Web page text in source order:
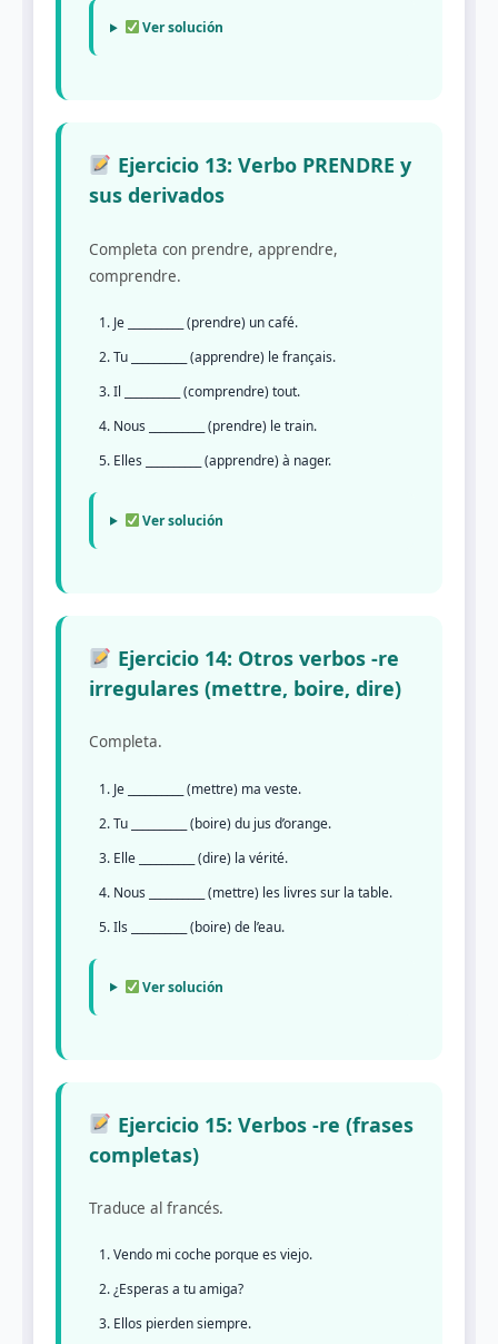
Ver solución
Ejercicio 13: Verbo PRENDRE y
sus derivados
Completa con prendre, apprendre,
comprendre.
Je __________ (prendre) un café.
Tu __________ (apprendre) le français.
Il __________ (comprendre) tout.
Nous __________ (prendre) le train.
Elles __________ (apprendre) à nager.
Ver solución
Ejercicio 14: Otros verbos -re
irregulares (mettre, boire, dire)
Completa.
Je __________ (mettre) ma veste.
Tu __________ (boire) du jus d’orange.
Elle __________ (dire) la vérité.
Nous __________ (mettre) les livres sur la table.
Ils __________ (boire) de l’eau.
Ver solución
Ejercicio 15: Verbos -re (frases
completas)
Traduce al francés.
Vendo mi coche porque es viejo.
¿Esperas a tu amiga?
Ellos pierden siempre.